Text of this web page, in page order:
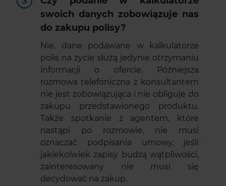
swoich danych zobowiązuje nas
do zakupu polisy?
Nie, dane podawane w kalkulatorze
polis na życie służą jedynie otrzymaniu
informacji o ofercie. Późniejsza
rozmowa telefoniczna z konsultantem
nie jest zobowiązująca i nie obliguje do
zakupu przedstawionego produktu.
Także spotkanie z agentem, które
nastąpi po rozmowie, nie musi
oznaczać podpisania umowy, jeśli
jakiekolwiek zapisy budzą wątpliwości,
zainteresowany nie musi się
decydować na zakup.